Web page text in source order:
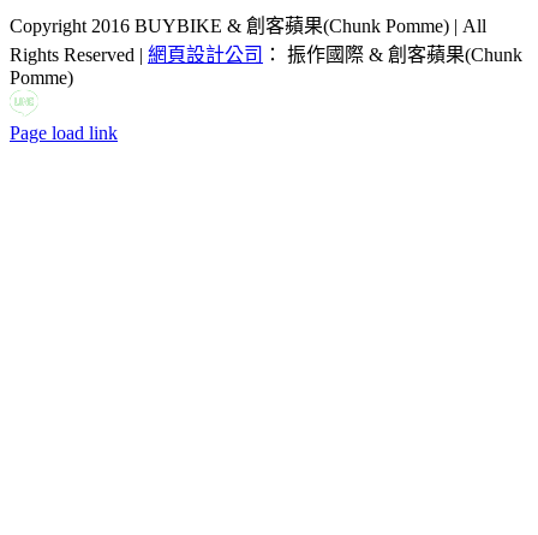
Copyright 2016 BUYBIKE & 創客蘋果(Chunk Pomme) | All
Rights Reserved | 網頁設計公司 ： 振作國際 & 創客蘋果(Chunk
Pomme)
LINEFacebook
Email:
Page load link